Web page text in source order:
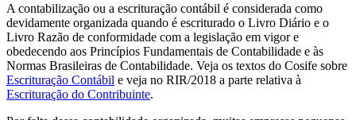
A contabilização ou a escrituração contábil é considerada como
devidamente organizada quando é escriturado o Livro Diário e o
Livro Razão de conformidade com a legislação em vigor e
obedecendo aos Princípios Fundamentais de Contabilidade e às
Normas Brasileiras de Contabilidade. Veja os textos do Cosife sobre
Escrituração Contábil e veja no RIR/2018 a parte relativa à
Escrituração do Contribuinte.